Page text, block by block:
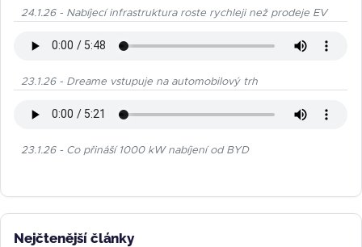
24.1.26 - Nabíjecí infrastruktura roste rychleji než prodeje EV
23.1.26 - Dreame vstupuje na automobilový trh
23.1.26 - Co přináší 1000 kW nabíjení od BYD
Nejčtenější články